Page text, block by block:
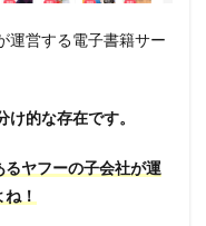
運営する電子書籍サー
的な存在です。
ヤフーの子会社が運
！